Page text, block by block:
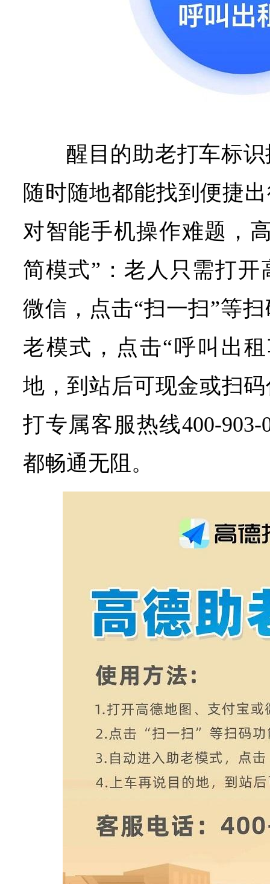
醒目的助老打车标
随时随地都能找到便捷
对智能手机操作难题，
简模式”：老人只需打
微信，点击“扫一扫”等
老模式，点击“呼叫出
地，到站后可现金或扫
打专属客服热线400-
都畅通无阻。